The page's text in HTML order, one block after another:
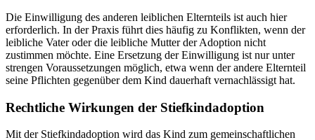
Die Einwilligung des anderen leiblichen Elternteils ist auch hier
erforderlich. In der Praxis führt dies häufig zu Konflikten, wenn der
leibliche Vater oder die leibliche Mutter der Adoption nicht
zustimmen möchte. Eine Ersetzung der Einwilligung ist nur unter
strengen Voraussetzungen möglich, etwa wenn der andere Elternteil
seine Pflichten gegenüber dem Kind dauerhaft vernachlässigt hat.
Rechtliche Wirkungen der Stiefkindadoption
Mit der Stiefkindadoption wird das Kind zum gemeinschaftlichen